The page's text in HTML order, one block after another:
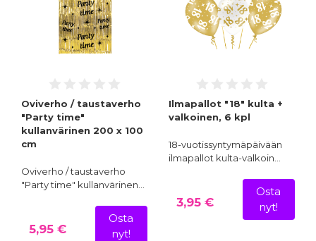
Oviverho / taustaverho
"Party time"
kullanvärinen 200 x 100
cm
Oviverho / taustaverho
"Party time" kullanvärinen…
5,95 €
Osta
nyt!
Ilmapallot "18" kulta +
valkoinen, 6 kpl
18-vuotissyntymäpäivään
ilmapallot kulta-valkoin…
3,95 €
Osta
nyt!